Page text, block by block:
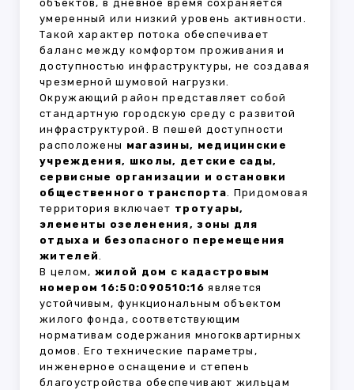
объектов, в дневное время сохраняется
умеренный или низкий уровень активности.
Такой характер потока обеспечивает
баланс между комфортом проживания и
доступностью инфраструктуры, не создавая
чрезмерной шумовой нагрузки.
Окружающий район представляет собой
стандартную городскую среду с развитой
инфраструктурой. В пешей доступности
расположены магазины, медицинские
учреждения, школы, детские сады,
сервисные организации и остановки
общественного транспорта. Придомовая
территория включает тротуары,
элементы озеленения, зоны для
отдыха и безопасного перемещения
жителей.
В целом, жилой дом с кадастровым
номером 16:50:090510:16 является
устойчивым, функциональным объектом
жилого фонда, соответствующим
нормативам содержания многоквартирных
домов. Его технические параметры,
инженерное оснащение и степень
благоустройства обеспечивают жильцам